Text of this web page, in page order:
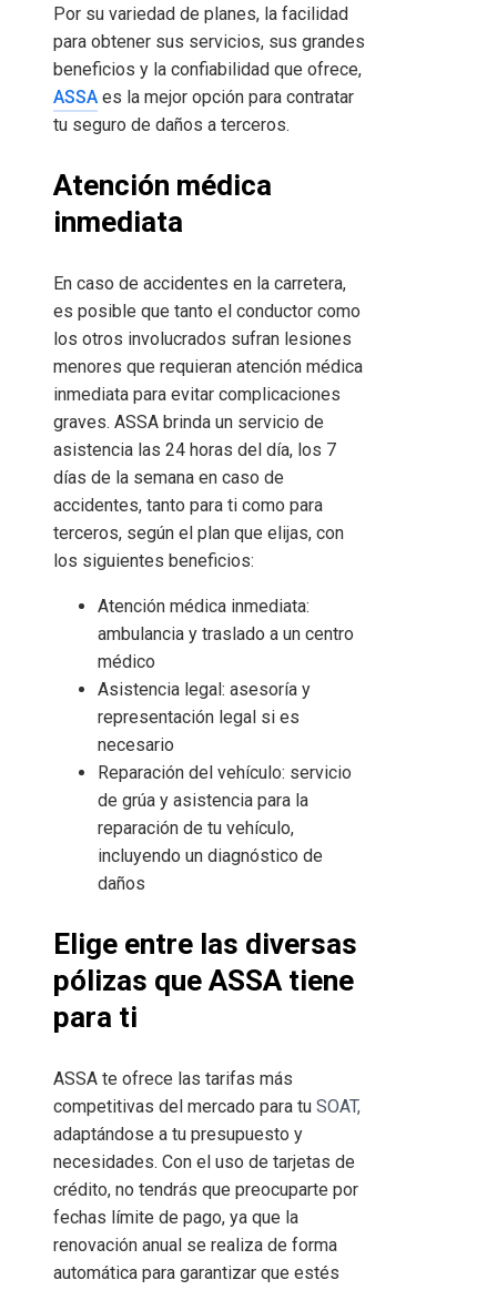
Por su variedad de planes, la facilidad
para obtener sus servicios, sus grandes
beneficios y la confiabilidad que ofrece,
ASSA es la mejor opción para contratar
tu seguro de daños a terceros.
Atención médica
inmediata
En caso de accidentes en la carretera,
es posible que tanto el conductor como
los otros involucrados sufran lesiones
menores que requieran atención médica
inmediata para evitar complicaciones
graves. ASSA brinda un servicio de
asistencia las 24 horas del día, los 7
días de la semana en caso de
accidentes, tanto para ti como para
terceros, según el plan que elijas, con
los siguientes beneficios:
Atención médica inmediata:
ambulancia y traslado a un centro
médico
Asistencia legal: asesoría y
representación legal si es
necesario
Reparación del vehículo: servicio
de grúa y asistencia para la
reparación de tu vehículo,
incluyendo un diagnóstico de
daños
Elige entre las diversas
pólizas que ASSA tiene
para ti
ASSA te ofrece las tarifas más
competitivas del mercado para tu SOAT,
adaptándose a tu presupuesto y
necesidades. Con el uso de tarjetas de
crédito, no tendrás que preocuparte por
fechas límite de pago, ya que la
renovación anual se realiza de forma
automática para garantizar que estés